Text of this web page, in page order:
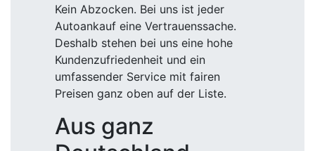
Kein Abzocken. Bei uns ist jeder
Autoankauf eine Vertrauenssache.
Deshalb stehen bei uns eine hohe
Kundenzufriedenheit und ein
umfassender Service mit fairen
Preisen ganz oben auf der Liste.
Aus ganz